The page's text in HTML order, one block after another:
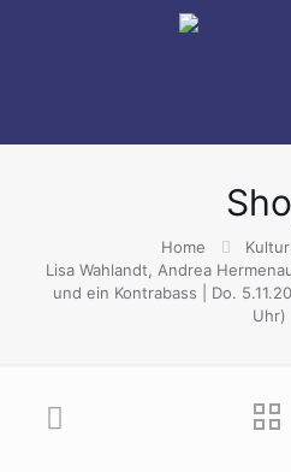
Home
Lisa Wahlandt, Andrea
und ein Kontrabass | Do.
Uhr)